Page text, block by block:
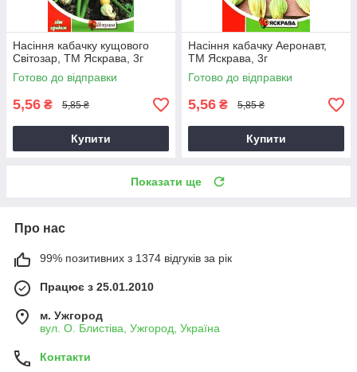
Насіння кабачку кущового
Світозар, ТМ Яскрава, 3г
Готово до відправки
5,56 ₴ 5,85 ₴
Купити
Насіння кабачку Аеронавт,
ТМ Яскрава, 3г
Готово до відправки
5,56 ₴ 5,85 ₴
Купити
Показати ще
Про нас
99% позитивних з 1374 відгуків за рік
Працює з 25.01.2010
м. Ужгород
вул. О. Блистіва, Ужгород, Україна
Контакти